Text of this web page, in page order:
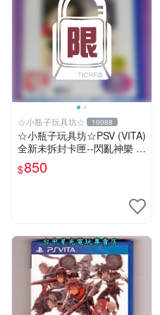
☆小瓶子玩具坊☆ 10088
☆小瓶子玩具坊☆PSV (VITA)
全新未拆封卡匣--閃亂神樂 忍
者對決 -少女們的証明- BEST
版
$850